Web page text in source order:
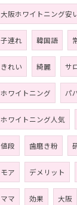
大阪ホワイトニング安
子連れ 韓国語
きれい 綺麗 サ
ホワイトニング パ
ホワイトニング人気
値段 歯磨き粉
モア デメリット
ママ 効果 大阪